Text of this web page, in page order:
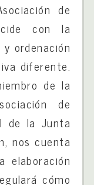
de
con la
ordenación
diferente.
de la
de
de la Junta
nos cuenta
elaboración
cómo